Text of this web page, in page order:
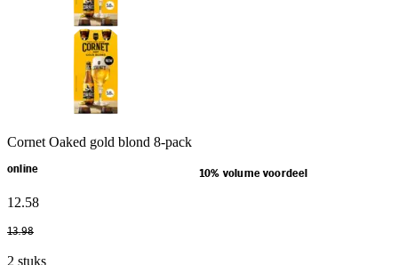
Cornet Oaked gold blond 8-pack
online 10% volume voordeel
12.58
13.98
2 stuks